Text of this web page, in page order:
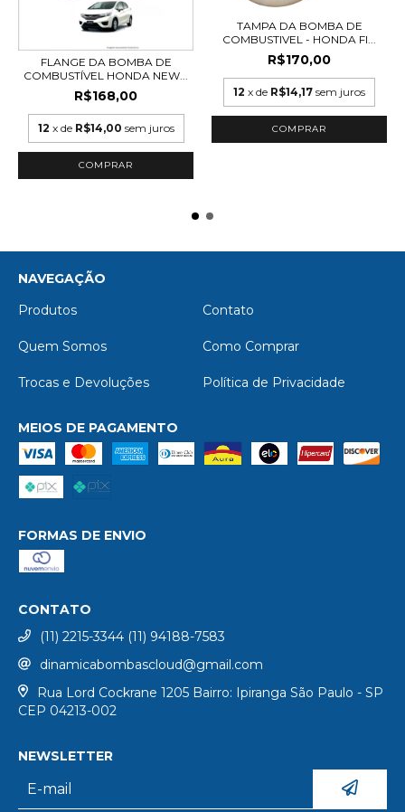
FLANGE DA BOMBA DE
COMBUSTÍVEL HONDA NEW...
R$168,00
12 x de R$14,00 sem juros
TAMPA DA BOMBA DE
COMBUSTIVEL - HONDA FI...
R$170,00
12 x de R$14,17 sem juros
NAVEGAÇÃO
Produtos
Contato
Quem Somos Como Comprar
Trocas e Devoluções Política de Privacidade
MEIOS DE PAGAMENTO
FORMAS DE ENVIO
CONTATO
(11) 2215-3344 (11) 94188-7583
dinamicabombascloud@gmail.com
Rua Lord Cockrane 1205 Bairro: Ipiranga São Paulo - SP
CEP 04213-002
NEWSLETTER